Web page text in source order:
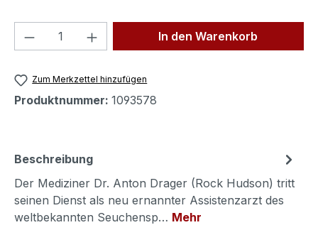
Produkt Anzahl: Gib denIn den Warenkorb
Zum Merkzettel hinzufügen
Produktnummer: 1093578
Beschreibung
Der Mediziner Dr. Anton Drager (Rock Hudson) tritt
seinen Dienst als neu ernannter Assistenzarzt des
weltbekannten Seuchensp… Mehr